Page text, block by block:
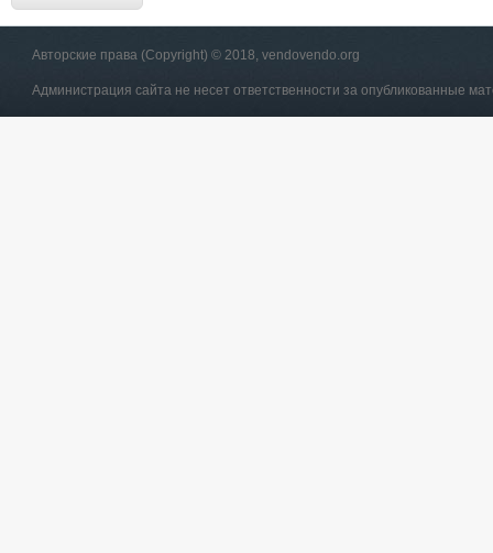
Авторские права (Copyright) © 2018, vendovendo.org
Администрация сайта не несет ответственности за опубликованные